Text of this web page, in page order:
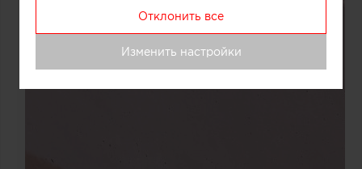
Отклонить все
Изменить настройки